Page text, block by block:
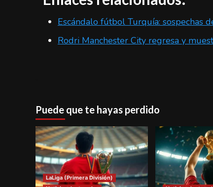
Escándalo fútbol Turquía: sospechas
Rodri Manchester City regresa y
Puede que te hayas perdido
LaLiga (Primera División)